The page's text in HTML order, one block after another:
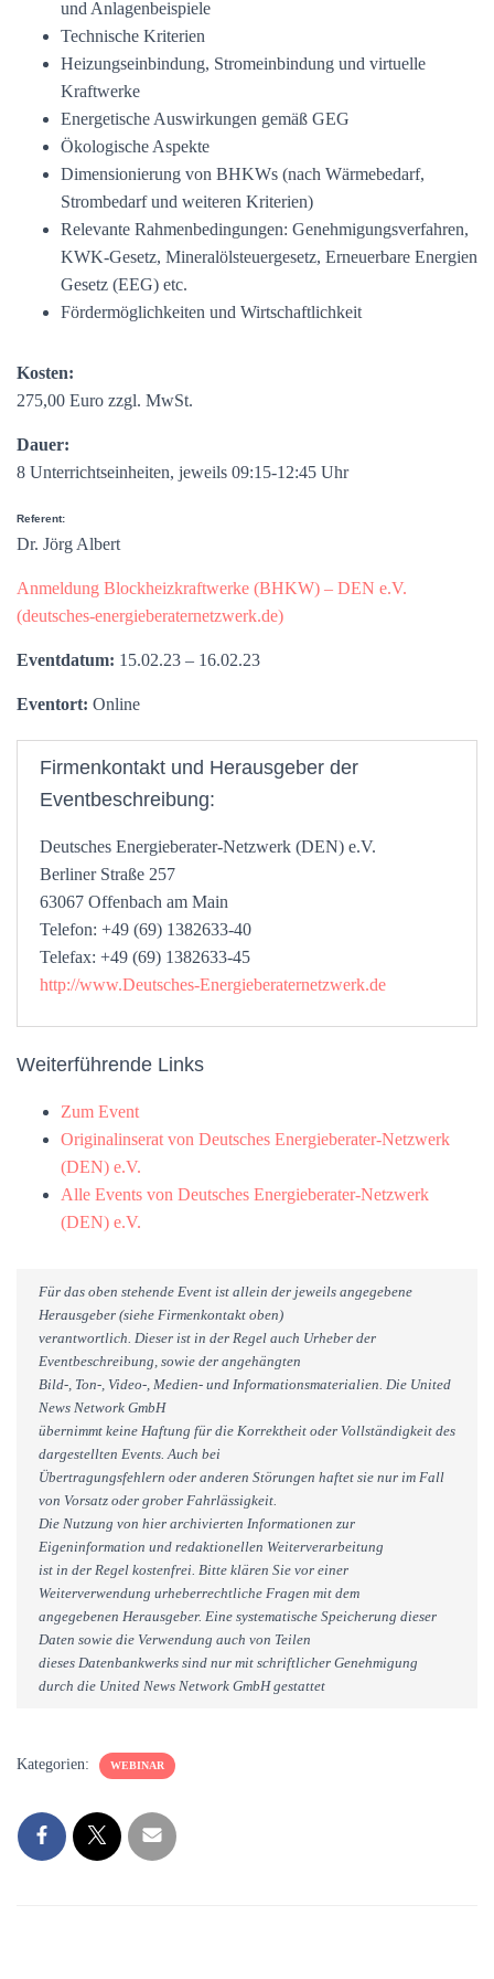
und Anlagenbeispiele
Technische Kriterien
Heizungseinbindung, Stromeinbindung und virtuelle
Kraftwerke
Energetische Auswirkungen gemäß GEG
Ökologische Aspekte
Dimensionierung von BHKWs (nach Wärmebedarf,
Strombedarf und weiteren Kriterien)
Relevante Rahmenbedingungen: Genehmigungsverfahren,
KWK-Gesetz, Mineralölsteuergesetz, Erneuerbare Energien
Gesetz (EEG) etc.
Fördermöglichkeiten und Wirtschaftlichkeit
Kosten:
275,00 Euro zzgl. MwSt.
Dauer:
8 Unterrichtseinheiten, jeweils 09:15-12:45 Uhr
Referent:
Dr. Jörg Albert
Anmeldung Blockheizkraftwerke (BHKW) – DEN e.V.
(deutsches-energieberaternetzwerk.de)
Eventdatum: 15.02.23 – 16.02.23
Eventort: Online
Firmenkontakt und Herausgeber der
Eventbeschreibung:
Deutsches Energieberater-Netzwerk (DEN) e.V.
Berliner Straße 257
63067 Offenbach am Main
Telefon: +49 (69) 1382633-40
Telefax: +49 (69) 1382633-45
http://www.Deutsches-Energieberaternetzwerk.de
Weiterführende Links
Zum Event
Originalinserat von Deutsches Energieberater-Netzwerk
(DEN) e.V.
Alle Events von Deutsches Energieberater-Netzwerk
(DEN) e.V.
Für das oben stehende Event ist allein der jeweils angegebene
Herausgeber (siehe Firmenkontakt oben)
verantwortlich. Dieser ist in der Regel auch Urheber der
Eventbeschreibung, sowie der angehängten
Bild-, Ton-, Video-, Medien- und Informationsmaterialien. Die United
News Network GmbH
übernimmt keine Haftung für die Korrektheit oder Vollständigkeit des
dargestellten Events. Auch bei
Übertragungsfehlern oder anderen Störungen haftet sie nur im Fall
von Vorsatz oder grober Fahrlässigkeit.
Die Nutzung von hier archivierten Informationen zur
Eigeninformation und redaktionellen Weiterverarbeitung
ist in der Regel kostenfrei. Bitte klären Sie vor einer
Weiterverwendung urheberrechtliche Fragen mit dem
angegebenen Herausgeber. Eine systematische Speicherung dieser
Daten sowie die Verwendung auch von Teilen
dieses Datenbankwerks sind nur mit schriftlicher Genehmigung
durch die United News Network GmbH gestattet
Kategorien: WEBINAR